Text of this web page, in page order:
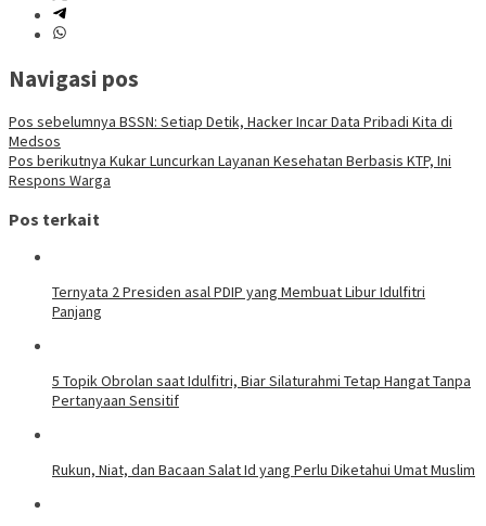
Navigasi pos
Pos sebelumnya BSSN: Setiap Detik, Hacker Incar Data Pribadi Kita di
Medsos
Pos berikutnya Kukar Luncurkan Layanan Kesehatan Berbasis KTP, Ini
Respons Warga
Pos terkait
Ternyata 2 Presiden asal PDIP yang Membuat Libur Idulfitri
Panjang
5 Topik Obrolan saat Idulfitri, Biar Silaturahmi Tetap Hangat Tanpa
Pertanyaan Sensitif
Rukun, Niat, dan Bacaan Salat Id yang Perlu Diketahui Umat Muslim